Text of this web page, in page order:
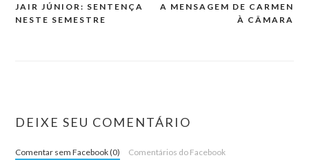
JAIR JÚNIOR: SENTENÇA
NESTE SEMESTRE
A MENSAGEM DE CARMEN
À CÂMARA
DEIXE SEU COMENTÁRIO
Comentar sem Facebook (0) Comentários do Facebook